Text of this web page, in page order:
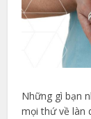
Những gì bạn
mọi thứ về làn